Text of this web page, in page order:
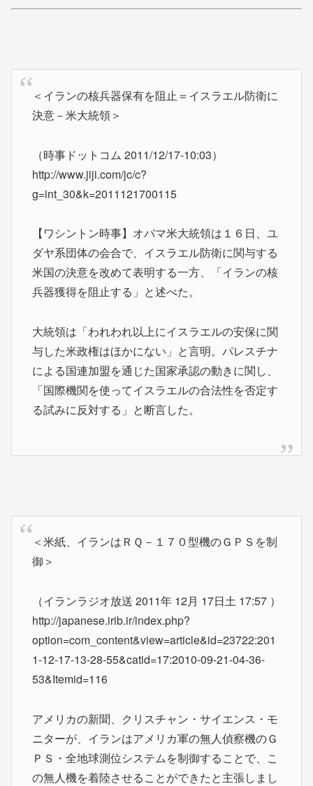
＜イランの核兵器保有を阻止＝イスラエル防衛に
決意－米大統領＞
（時事ドットコム 2011/12/17-10:03）
http://www.jiji.com/jc/c?
g=int_30&k=2011121700115
【ワシントン時事】オバマ米大統領は１６日、ユ
ダヤ系団体の会合で、イスラエル防衛に関与する
米国の決意を改めて表明する一方、「イランの核
兵器獲得を阻止する」と述べた。
大統領は「われわれ以上にイスラエルの安保に関
与した米政権はほかにない」と言明。パレスチナ
による国連加盟を通じた国家承認の動きに関し、
「国際機関を使ってイスラエルの合法性を否定す
る試みに反対する」と断言した。
＜米紙、イランはＲＱ－１７０型機のＧＰＳを制
御＞
（イランラジオ放送 2011年 12月 17日土 17:57 ）
http://japanese.irib.ir/index.php?
option=com_content&view=article&id=23722:201
1-12-17-13-28-55&catid=17:2010-09-21-04-36-
53&Itemid=116
アメリカの新聞、クリスチャン・サイエンス・モ
ニターが、イランはアメリカ軍の無人偵察機のＧ
ＰＳ・全地球測位システムを制御することで、こ
の無人機を着陸させることができたと主張しまし